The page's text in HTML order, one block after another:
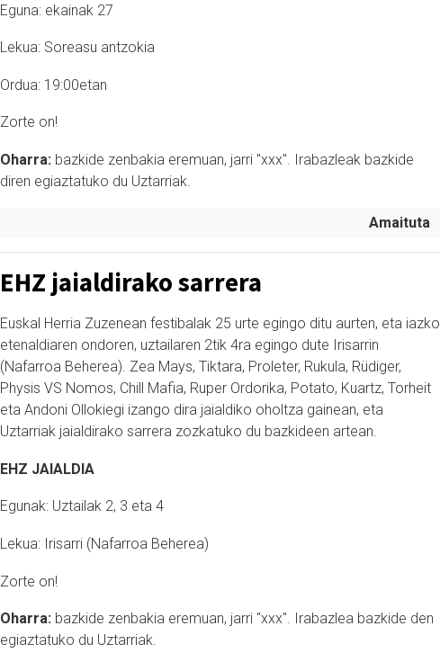
Eguna: ekainak 27
Lekua: Soreasu antzokia
Ordua: 19:00etan
Zorte on!
Oharra: bazkide zenbakia eremuan, jarri "xxx". Irabazleak bazkide
diren egiaztatuko du Uztarriak.
Amaituta
EHZ jaialdirako sarrera
Euskal Herria Zuzenean festibalak 25 urte egingo ditu aurten, eta iazko
etenaldiaren ondoren, uztailaren 2tik 4ra egingo dute Irisarrin
(Nafarroa Beherea). Zea Mays, Tiktara, Proleter, Rukula, Rüdiger,
Physis VS Nomos, Chill Mafia, Ruper Ordorika, Potato, Kuartz, Torheit
eta Andoni Ollokiegi izango dira jaialdiko oholtza gainean, eta
Uztarriak jaialdirako sarrera zozkatuko du bazkideen artean.
EHZ JAIALDIA
Egunak: Uztailak 2, 3 eta 4
Lekua: Irisarri (Nafarroa Beherea)
Zorte on!
Oharra: bazkide zenbakia eremuan, jarri "xxx". Irabazlea bazkide den
egiaztatuko du Uztarriak.